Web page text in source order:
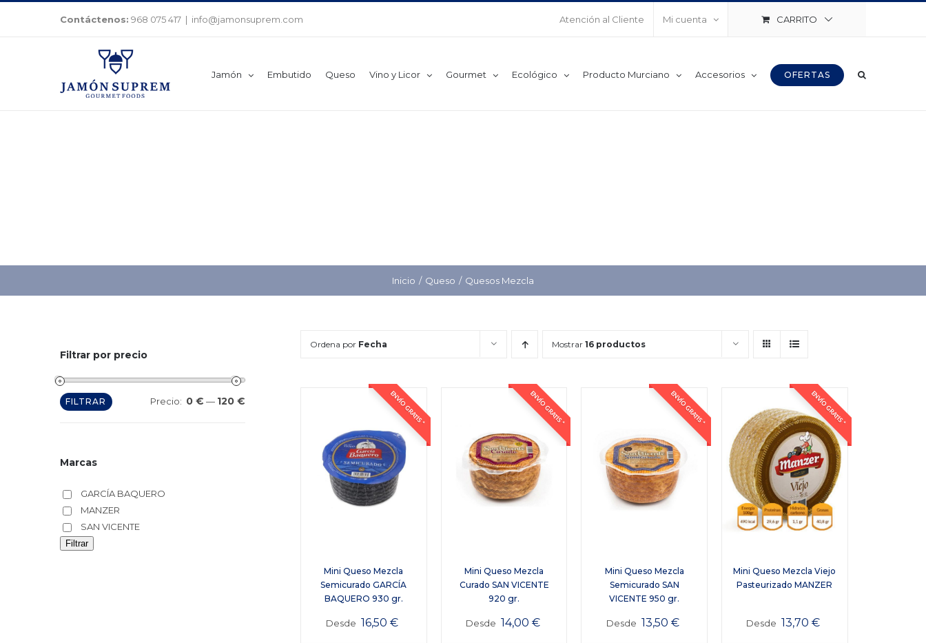
Contáctenos: 968 075 417 | info@jamonsuprem.com Atención al Cliente Mi cuenta CARRITO
Jamón Embutido Queso Vino y Licor Gourmet Ecológico Producto Murciano Accesorios OFERTAS
Inicio Queso Quesos Mezcla
Ordena por Fecha Mostrar16 productos
ENVÍO GRATIS *
Mini Queso Mezcla
Semicurado GARCÍA
BAQUERO 930 gr.
Desde 16,50€
ENVÍO GRATIS *
Mini Queso Mezcla
Curado SAN VICENTE
920 gr.
Desde 14,00 €
ENVÍO GRATIS *
Mini Queso Mezcla
Semicurado SAN
VICENTE 950 gr.
Desde 13,50€
ENVÍO GRATIS *
Mini Queso Mezcla Viejo
Pasteurizado MANZER
Desde 13,70€
Filtrar por precio
FILTRAR Precio: 0 € — 120 €
Marcas
GARCÍA BAQUERO
MANZER
SAN VICENTE
Filtrar